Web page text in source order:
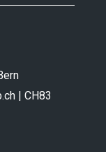
| CH83